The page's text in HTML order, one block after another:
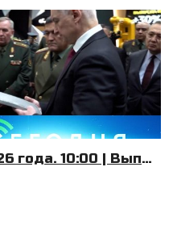
«Сегодня»: 4 июня 2026 года. 10:00 | Выпуск новостей | Новости НТВ